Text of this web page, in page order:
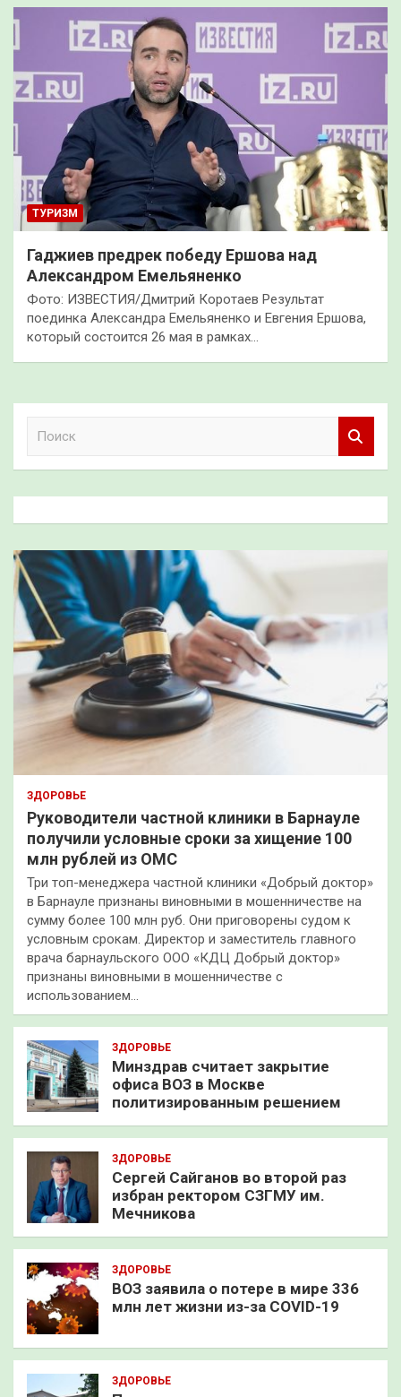
ТУРИЗМ
Гаджиев предрек победу Ершова над
Александром Емельяненко
Фото: ИЗВЕСТИЯ/Дмитрий Коротаев Результат
поединка Александра Емельяненко и Евгения Ершова,
который состоится 26 мая в рамках…
к
ЗДОРОВЬЕ
Руководители частной клиники в Барнауле
получили условные сроки за хищение 100
млн рублей из ОМС
Три топ-менеджера частной клиники «Добрый доктор»
в Барнауле признаны виновными в мошенничестве на
сумму более 100 млн руб. Они приговорены судом к
условным срокам. Директор и заместитель главного
врача барнаульского ООО «КДЦ Добрый доктор»
признаны виновными в мошенничестве с
использованием…
ЗДОРОВЬЕ
Минздрав считает закрытие
офиса ВОЗ в Москве
политизированным решением
ЗДОРОВЬЕ
Сергей Сайганов во второй раз
избран ректором СЗГМУ им.
Мечникова
ЗДОРОВЬЕ
ВОЗ заявила о потере в мире 336
млн лет жизни из-за COVID-19
ЗДОРОВЬЕ